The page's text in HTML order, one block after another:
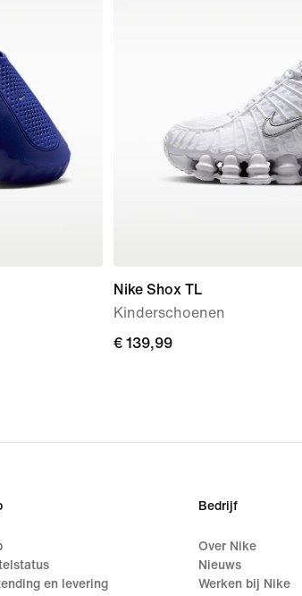
Nike Shox TL
Kinderschoenen
€ 139,99
€ 139,99
en levering
Bedrijf
Over Nike
Nieuws
Werken bij Nike